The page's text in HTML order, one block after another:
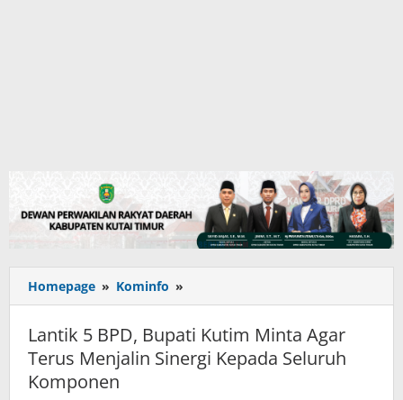
Homepage » Kominfo »
5
Bupati
Kutim
Lantik 5 BPD, Bupati Kutim Minta Agar
Terus Menjalin Sinergi Kepada Seluruh
Komponen